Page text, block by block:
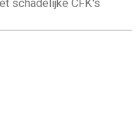
schadelijke CFK's